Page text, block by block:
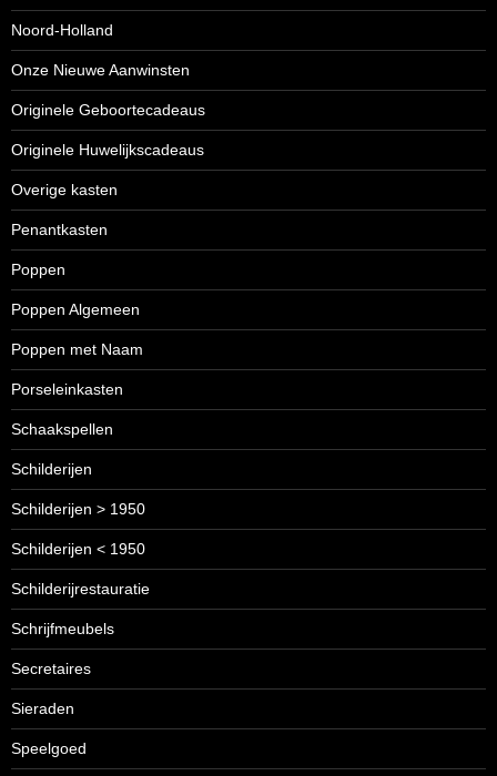
Noord-Holland
Onze Nieuwe Aanwinsten
Originele Geboortecadeaus
Originele Huwelijkscadeaus
Overige kasten
Penantkasten
Poppen
Poppen Algemeen
Poppen met Naam
Porseleinkasten
Schaakspellen
Schilderijen
Schilderijen > 1950
Schilderijen < 1950
Schilderijrestauratie
Schrijfmeubels
Secretaires
Sieraden
Speelgoed